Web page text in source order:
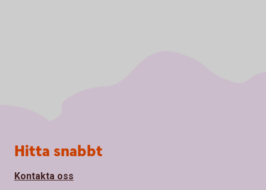
Sidfot
Hitta snabbt
Kontakta oss